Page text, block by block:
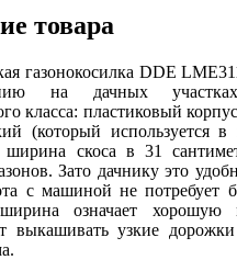
товара
газонокосилка DDE
на дачных
класса: пластиковый
(который используется в
скоса в 31
Зато дачнику это
с машиной не потребует
означает хорошую
выкашивать узкие